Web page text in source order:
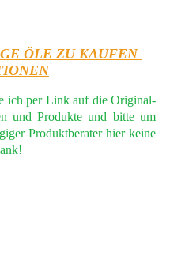
ÖLE ZU KAUFEN
ich per Link auf die Original-
und Produkte und bitte um
Produktberater hier keine